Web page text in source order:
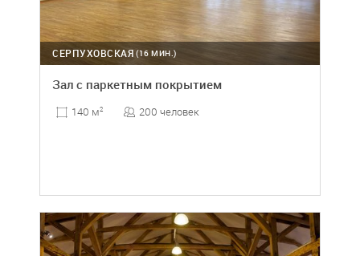
(16 МИН.)
СЕРПУХОВСКАЯ
Зал с паркетным покрытием
140 м2 200 человек